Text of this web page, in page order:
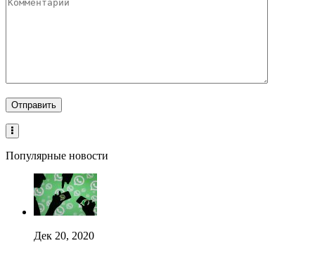
Популярные новости
Дек 20, 2020